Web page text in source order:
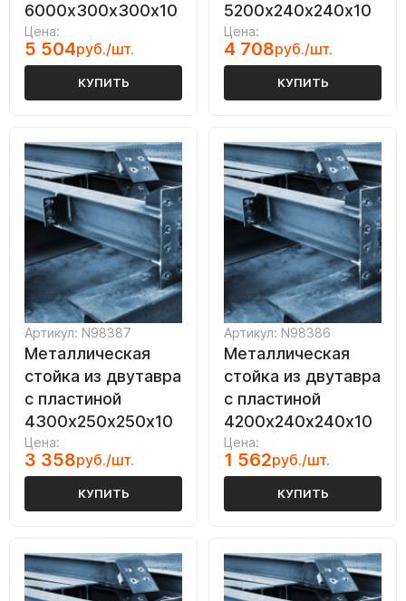
6000х300х300х10
Цена:
5 504руб./шт.
КУПИТЬ
5200х240х240х10
Цена:
4 708руб./шт.
КУПИТЬ
Артикул: N98387
Металлическая
стойка из двутавра
с пластиной
4300х250х250х10
Цена:
3 358руб./шт.
КУПИТЬ
Артикул: N98386
Металлическая
стойка из двутавра
с пластиной
4200х240х240х10
Цена:
1 562руб./шт.
КУПИТЬ